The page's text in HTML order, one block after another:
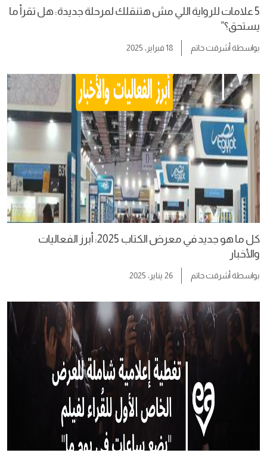
5 علامات للرواية اللي مش هتنقلك لمرحلة جديدة: هل تقرأ ما
يستحق؟”
بواسطةأشرقت حاتم 18 فبراير، 2025
كل ما هو جديد في معرض الكتاب 2025: أبرز الفعاليات
والأخبار
بواسطةأشرقت حاتم 26 يناير، 2025